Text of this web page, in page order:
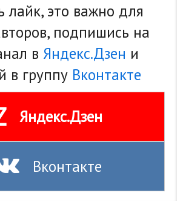
лайк, это важно для
подпишись на
в Яндекс.Дзен и
в группу Вконтакте
Яндекс.Дзен
Вконтакте